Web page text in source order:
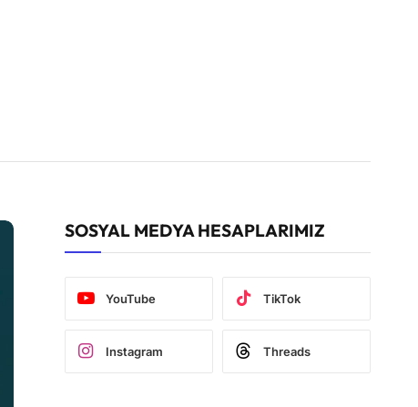
SOSYAL MEDYA HESAPLARIMIZ
YouTube TikTok
Instagram Threads